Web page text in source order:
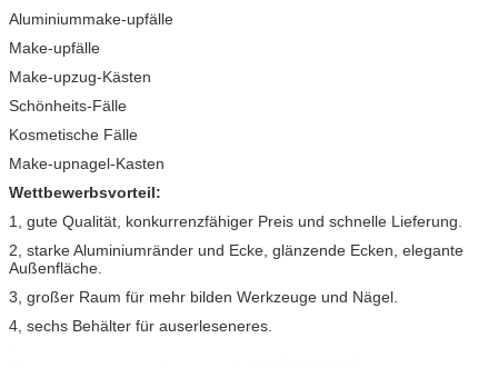
Aluminiummake-upfälle
Make-upfälle
Make-upzug-Kästen
Schönheits-Fälle
Kosmetische Fälle
Make-upnagel-Kasten
Wettbewerbsvorteil:
1, gute Qualität, konkurrenzfähiger Preis und schnelle Lieferung.
2, starke Aluminiumränder und Ecke, glänzende Ecken, elegante
Außenfläche.
3, großer Raum für mehr bilden Werkzeuge und Nägel.
4, sechs Behälter für auserleseneres.